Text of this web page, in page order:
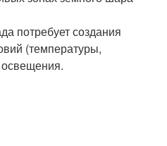
потребует создания
(температуры,
освещения.